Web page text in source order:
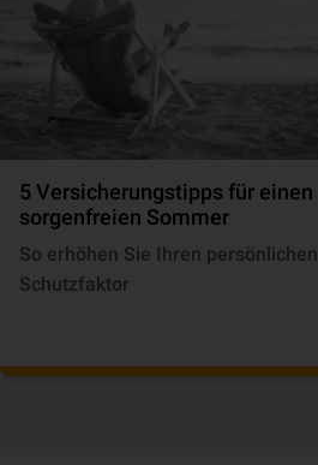
5 Versicherungstipps für einen
sorgenfreien Sommer
So erhöhen Sie Ihren persönlichen
Schutzfaktor